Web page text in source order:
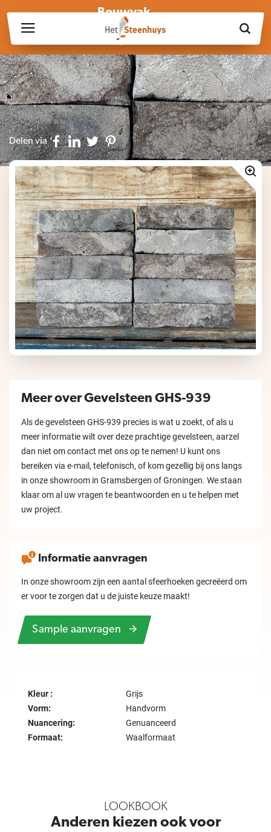
Bouwvak
Wij zijn wegens de bouwvak gesloten op vrijdag 17 juli en in
week 30, 31 en 32.
Delen via
Meer over Gevelsteen GHS-939
Als de gevelsteen GHS-939 precies is wat u zoekt, of als u
meer informatie wilt over deze prachtige gevelsteen, aarzel
dan niet om contact met ons op te nemen! U kunt ons
bereiken via e-mail, telefonisch, of kom gezellig bij ons langs
in onze showroom in Gramsbergen of Groningen. We staan
klaar om al uw vragen te beantwoorden en u te helpen met
uw project.
Informatie aanvragen
In onze showroom zijn een aantal sfeerhoeken gecreëerd om
er voor te zorgen dat u de juiste keuze maakt!
Sample aanvragen
Kleur :
Grijs
Vorm:
Handvorm
Nuancering:
Genuanceerd
Formaat:
Waalformaat
LOOKBOOK
Anderen kiezen ook voor